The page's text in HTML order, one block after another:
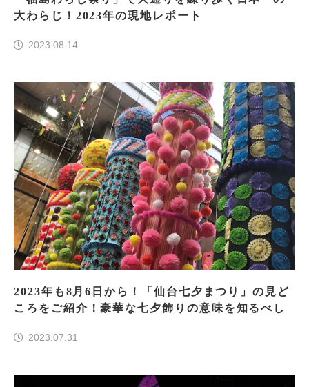
大わらじ！2023年の現地レポート
2023.08.14
2023年も8月6日から！「仙台七夕まつり」の見ど
ころをご紹介！豪華な七夕飾りの意味を知るべし
2023.07.31